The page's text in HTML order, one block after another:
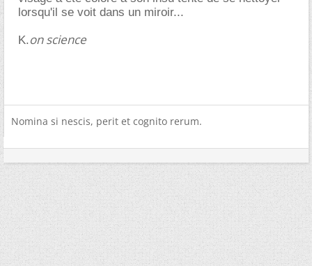
lorsqu'il se voit dans un miroir...
K.on science
Nomina si nescis, perit et cognito rerum.